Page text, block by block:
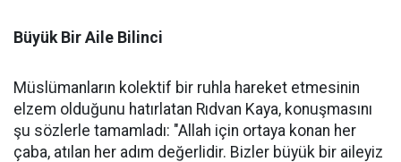
Büyük Bir Aile Bilinci
Müslümanların kolektif bir ruhla hareket etmesinin
elzem olduğunu hatırlatan Rıdvan Kaya, konuşmasını
şu sözlerle tamamladı: "Allah için ortaya konan her
çaba, atılan her adım değerlidir. Bizler büyük bir aileyiz